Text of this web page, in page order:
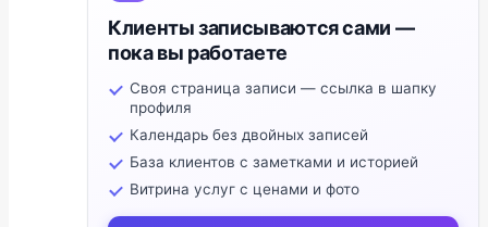
Клиенты записываются сами —
пока вы работаете
Своя страница записи — ссылка в шапку
профиля
Календарь без двойных записей
База клиентов с заметками и историей
Витрина услуг с ценами и фото